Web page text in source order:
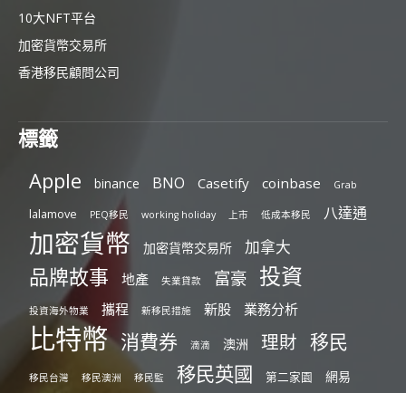
10大NFT平台
加密貨幣交易所
香港移民顧問公司
標籤
Apple binance BNO Casetify coinbase Grab
lalamove PEQ移民 working holiday 上市 低成本移民 八達通
加密貨幣 加密貨幣交易所 加拿大
品牌故事 地產 失業貸款 富豪 投資
投資海外物業 攜程 新移民措施 新股 業務分析
比特幣 消費券 滴滴 澳洲 理財 移民
移民台灣 移民澳洲 移民監 移民英國 第二家園 網易